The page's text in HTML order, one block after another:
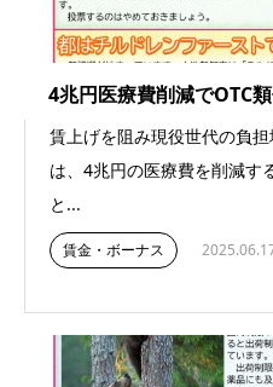
4兆円医療費削減でOTC
賃上げを阻み現役世代の負
は、4兆円の医療費を削減す
と...
賃金・ボーナス